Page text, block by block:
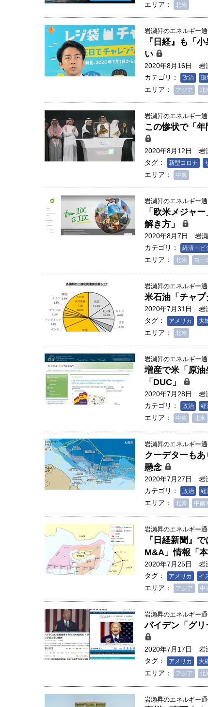
エリア： 北米
岩瀬昇のエネルギー
『日経』も「
い
2020年8月16日
岩
カテゴリ：
政治 環
エリア： アジア 北
岩瀬昇のエネルギー
この惨状で「
2020年8月12日
岩
タグ：
新型コロナ
エリア： 中東
岩瀬昇のエネルギー
「欧米メジャ
解き方」
2020年8月7日
岩
カテゴリ：
経済・ビ
エリア： 北米 ヨー
岩瀬昇のエネルギー
米石油「チャ
2020年7月31日
岩
タグ：
アメリカ 大
エリア： 北米
岩瀬昇のエネルギー
増産で米「原
「DUC」
2020年7月28日
岩
カテゴリ：
政治 経
エリア： 中東 北米
岩瀬昇のエネルギー
クーデターも
懸念
2020年7月27日
岩
カテゴリ：
政治 経
エリア： 北米 中南
岩瀬昇のエネルギー
『日経新聞』
M&A」情報「
2020年7月25日
岩
タグ：
アメリカ イ
エリア： アジア 中
岩瀬昇のエネルギー
バイデン「グ
2020年7月17日
岩
タグ：
アメリカ 大
エリア： アジア 北
岩瀬昇のエネルギー